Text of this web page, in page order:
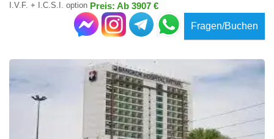
I.V.F. + I.C.S.I. option Preis: Ab 3907 €
Fragen/Buchen